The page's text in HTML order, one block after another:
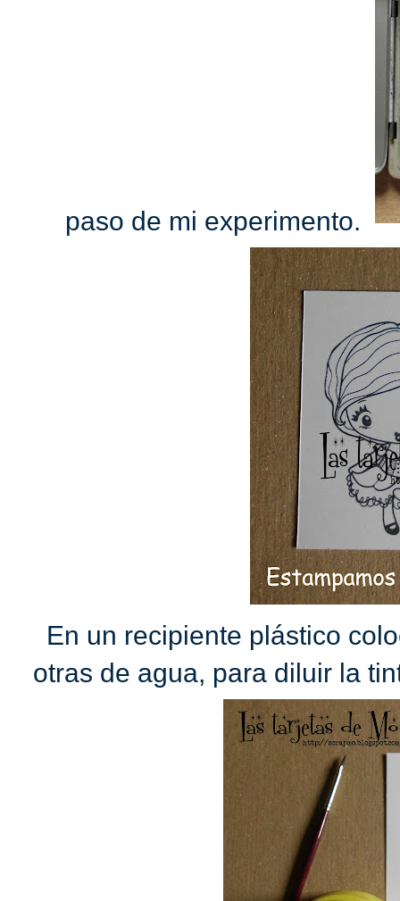
paso de mi experimento.
En un recipiente plástico
otras de agua, para diluir la